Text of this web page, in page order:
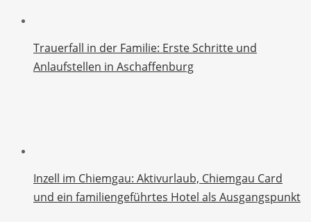
Trauerfall in der Familie: Erste Schritte und
Anlaufstellen in Aschaffenburg
Inzell im Chiemgau: Aktivurlaub, Chiemgau Card
und ein familiengeführtes Hotel als Ausgangspunkt